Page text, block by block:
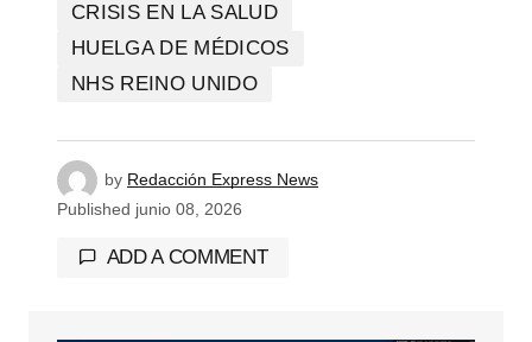
CRISIS EN LA SALUD
HUELGA DE MÉDICOS
NHS REINO UNIDO
by Redacción Express News
Published junio 08, 2026
ADD A COMMENT